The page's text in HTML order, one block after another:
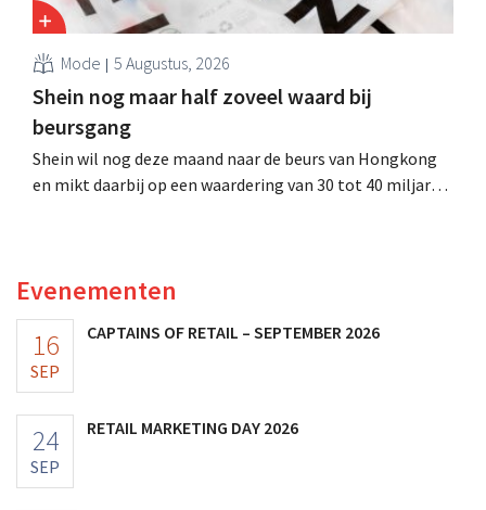
Mode 5 Augustus, 2026
Shein nog maar half zoveel waard bij
beursgang
Shein wil nog deze maand naar de beurs van Hongkong
en mikt daarbij op een waardering van 30 tot 40 miljard
Evenementen
16
SEP
CAPTAINS OF RETAIL – SEPTEMBER 2026
24
SEP
RETAIL MARKETING DAY 2026